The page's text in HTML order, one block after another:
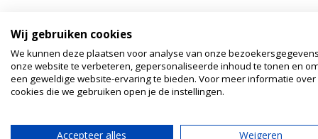
Wij gebruiken cookies
We kunnen deze plaatsen voor analyse van onze
onze website te verbeteren, gepersonaliseerde inhoud te tonen en
een geweldige website-ervaring te bieden. Voor meer informatie over
cookies die we gebruiken open je de instellingen.
Accepteer alles Weigeren